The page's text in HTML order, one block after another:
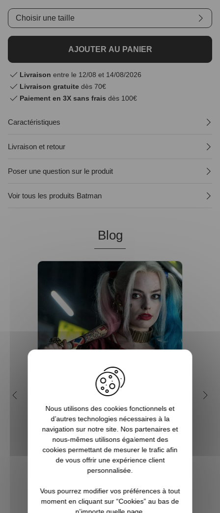
Choisir une taille
AJOUTER AU PANIER
Livraison entre le 12/08 et 14/08/2026
Livraison gratuite dès 70€
Paiement en 3X sans frais dès 100€
Caractéristiques
Livraison et retour
Poser une question sur le produit
Voir tous les produits Batman
Blog
Pourquoi Harley Quinn est-
elle si fascinante ?
Harley Quinn fait partie des personnages
emblématiques de DC Comics. Associée
au Joker pour le meilleur et pour le pire
dans l'imaginaire collectif, elle a su prendre
une place prépondérante grâce à sa
Nous utilisons des cookies fonctionnels et
d’autres technologies nécessaires à la
navigation sur notre site. Nos partenaires et
nous-mêmes utilisons également des
cookies permettant de mesurer le trafic afin
de vous offrir une expérience client
personnalisée.
Vous pourrez modifier vos préférences à tout
moment en cliquant sur “Cookies” au bas de